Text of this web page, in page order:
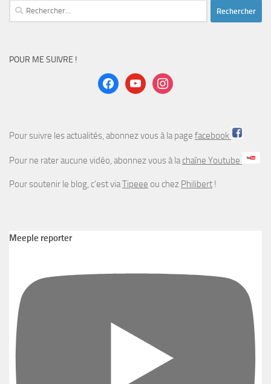
Rechercher :
POUR ME SUIVRE !
facebookyoutubeinstagram
Pour suivre les actualités, abonnez vous à la page facebook
Pour ne rater aucune vidéo, abonnez vous à lachaîne Youtube
Pour soutenir le blog, c’est viaTipeee ou chez Philibert !
Meeple reporter